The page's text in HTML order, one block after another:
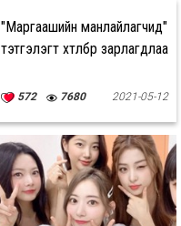
"Маргаашийн манлайлагчид"
тэтгэлэгт хөтөлбөр зарлагдлаа
572 7680 2021-05-12